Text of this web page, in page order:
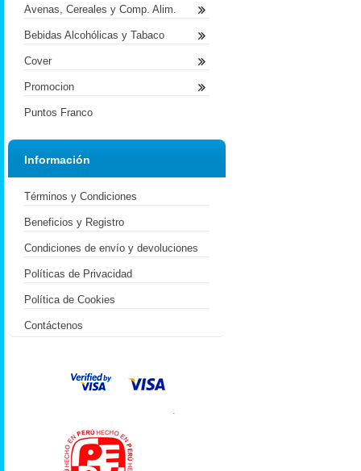
Avenas, Cereales y Comp. Alim.
Bebidas Alcohólicas y Tabaco
Cover
Promocion
Puntos Franco
Información
Términos y Condiciones
Beneficios y Registro
Condiciones de envío y devoluciones
Políticas de Privacidad
Política de Cookies
Contáctenos
.